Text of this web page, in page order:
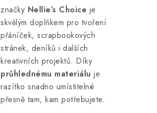
značky Nellie’s Choice je
skvělým doplňkem pro tvoření
přáníček, scrapbookových
stránek, deníků i dalších
kreativních projektů. Díky
průhlednému materiálu je
razítko snadno umístitelné
přesně tam, kam potřebujete.